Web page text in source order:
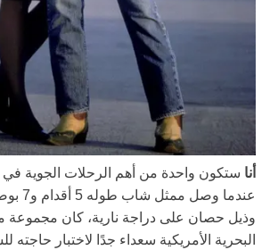
أنا ستكون واحدة من أهم الرحلات الجوية في
عندما
وذيل حصان على دراجة نارية، كان مجموعة
البحرية الأمريكية سعداء جدًا لاختبار حاجته